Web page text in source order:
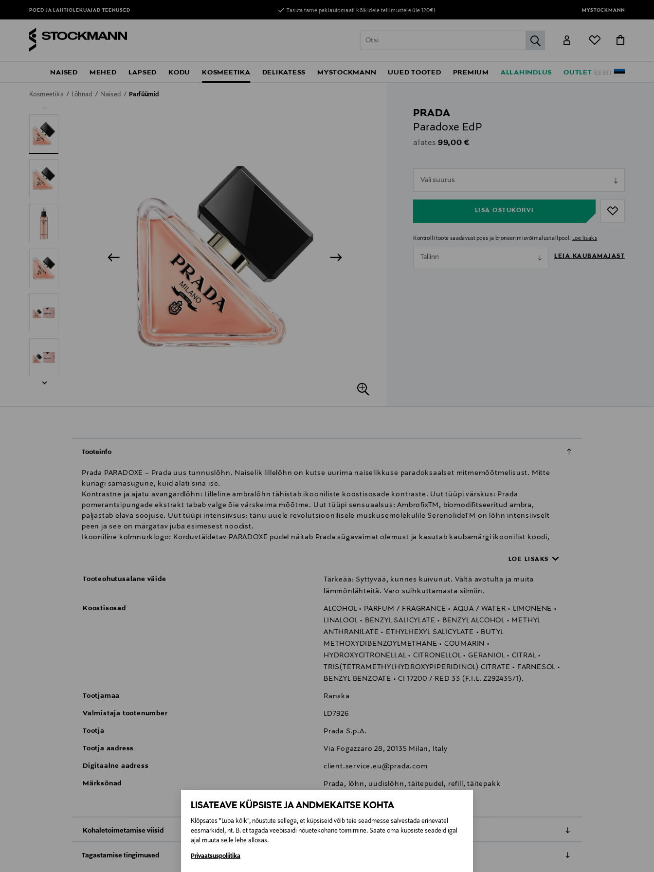
LISATEAVE KÜPSISTE JA ANDMEKAITSE KOHTA
Klõpsates "Luba kõik", nõustute sellega, et küpsiseid võib teie seadmesse salvestada erinevatel
eesmärkidel, nt. B. et tagada veebisaidi nõuetekohane toimimine. Saate oma küpsiste seadeid igal
ajal muuta selle lehe allosas.
Privaatsuspoliitika
POED JA LAHTIOLEKUAJADTEENUSED Tasuta tarne pakiautomaati kõikidele tellimustele üle 120€! MYSTOCKMANN
label.header.go
EESTI
NAISED MEHED LAPSED KODU KOSMEETIKA DELIKATESS MYSTOCKMANN UUED TOOTED PREMIUM ALLAHINDLUS OUTLET
Kosmeetika Lõhnad Naised Parfüümid
PRADA
Paradoxe EdP
alates Original Price
99,00 €
Vali suurus
LISA OSTUKORVI
Kontrolli toote saadavust poes ja broneerimisvõimalust allpool. Loe lisaks
Tallinn LEIA KAUBAMAJAST
Tooteinfo
Prada PARADOXE – Prada uus tunnuslõhn. Naiselik lillelõhn on kutse uurima naiselikkuse paradoksaalset mitmemõõtmelisust. Mitte
kunagi samasugune, kuid alati sina ise.
Kontrastne ja ajatu avangardlõhn: Lilleline ambralõhn tähistab ikooniliste koostisosade kontraste. Uut tüüpi värskus: Prada
pomerantsipungade ekstrakt tabab valge õie värskeima mõõtme. Uut tüüpi sensuaalsus: AmbrofixTM, biomodifitseeritud ambra,
paljastab elava soojuse. Uut tüüpi intensiivsus: tänu uuele revolutsioonilisele muskusemolekulile SerenolideTM on lõhn intensiivselt
peen ja see on märgatav juba esimesest noodist.
Ikooniline kolmnurklogo: Korduvtäidetav PARADOXE pudel näitab Prada sügavaimat olemust ja kasutab kaubamärgi ikoonilist koodi,
Välispakendil on FSC™ MIX sertifikaat ja see tagab säästva päritoluga paberi ja kartongi. Kogu Prada PARADOXE sari on uuesti täidetav,
mis vähendab pakkematerjali. 50 ml pudel Prada PARADOXE lõhna ja 100 ml täitepudel aitavad kolme 50 ml Prada PARADOXE pudeli
Kasutamine:Kanna lõhna pulsipunktidele, et luua ahvatlev efekt ja tugevam difusioon. Ära hõõru nahka pärast pihustamist, kuna see
LOE LISAKS
Tooteohutusalane väide
Tärkeää: Syttyvää, kunnes kuivunut. Vältä avotulta ja muita
lämmönlähteitä. Varo suihkuttamasta silmiin.
Koostisosad
ALCOHOL • PARFUM / FRAGRANCE • AQUA / WATER • LIMONENE •
LINALOOL • BENZYL SALICYLATE • BENZYL ALCOHOL • METHYL
ANTHRANILATE • ETHYLHEXYL SALICYLATE • BUTYL
METHOXYDIBENZOYLMETHANE • COUMARIN •
HYDROXYCITRONELLAL • CITRONELLOL • GERANIOL • CITRAL •
TRIS(TETRAMETHYLHYDROXYPIPERIDINOL) CITRATE • FARNESOL •
BENZYL BENZOATE • CI 17200 / RED 33 (F.I.L. Z292435/1).
Tootjamaa Ranska
Valmistaja tootenumber LD7926
Tootja Prada S.p.A.
Tootja aadress Via Fogazzaro 28, 20135 Milan, Italy
Digitaalne aadress client.service.eu@prada.com
Märksõnad Prada, lõhn, uudislõhn, täitepudel, refill, täitepakk
Kohaletoimetamise viisid
Tagastamise tingimused